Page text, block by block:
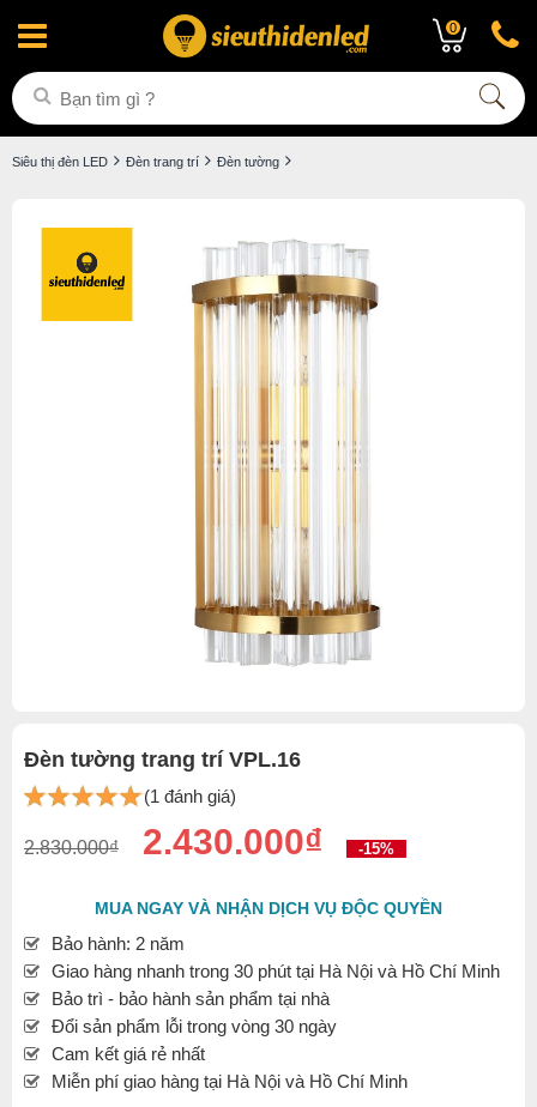
0
Siêu thị đèn LED Đèn trang trí Đèn tường
Đèn tường trang trí VPL.16
(1 đánh giá)
2.830.000₫ 2.430.000₫ -15%
MUA NGAY VÀ NHẬN DỊCH VỤ ĐỘC QUYỀN
Bảo hành: 2 năm
Giao hàng nhanh trong 30 phút tại Hà Nội và Hồ Chí Minh
Bảo trì - bảo hành sản phẩm tại nhà
Đổi sản phẩm lỗi trong vòng 30 ngày
Cam kết giá rẻ nhất
Miễn phí giao hàng tại Hà Nội và Hồ Chí Minh